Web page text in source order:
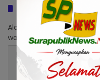
Tinggalkan Balasan
Alamat email Anda tidak
wajib ditandai*